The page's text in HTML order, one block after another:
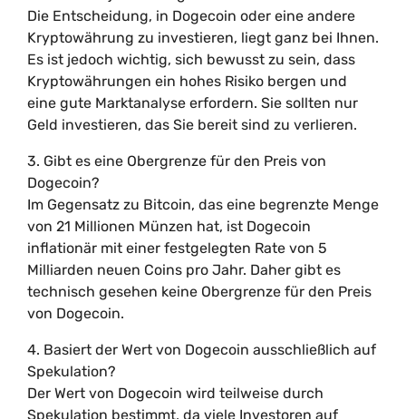
Die Entscheidung, in Dogecoin oder eine andere
Kryptowährung zu investieren, liegt ganz bei Ihnen.
Es ist jedoch wichtig, sich bewusst zu sein, dass
Kryptowährungen ein hohes Risiko bergen und
eine gute Marktanalyse erfordern. Sie sollten nur
Geld investieren, das Sie bereit sind zu verlieren.
3. Gibt es eine Obergrenze für den Preis von
Dogecoin?
Im Gegensatz zu Bitcoin, das eine begrenzte Menge
von 21 Millionen Münzen hat, ist Dogecoin
inflationär mit einer festgelegten Rate von 5
Milliarden neuen Coins pro Jahr. Daher gibt es
technisch gesehen keine Obergrenze für den Preis
von Dogecoin.
4. Basiert der Wert von Dogecoin ausschließlich auf
Spekulation?
Der Wert von Dogecoin wird teilweise durch
Spekulation bestimmt, da viele Investoren auf